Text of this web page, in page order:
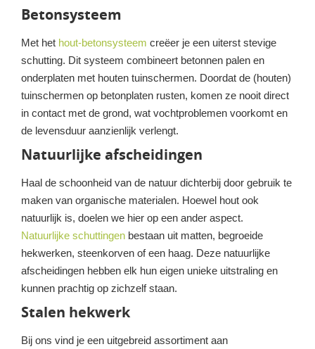
Betonsysteem
Met het hout-betonsysteem creëer je een uiterst stevige
schutting. Dit systeem combineert betonnen palen en
onderplaten met houten tuinschermen. Doordat de (houten)
tuinschermen op betonplaten rusten, komen ze nooit direct
in contact met de grond, wat vochtproblemen voorkomt en
de levensduur aanzienlijk verlengt.
Natuurlijke afscheidingen
Haal de schoonheid van de natuur dichterbij door gebruik te
maken van organische materialen. Hoewel hout ook
natuurlijk is, doelen we hier op een ander aspect.
Natuurlijke schuttingen bestaan uit matten, begroeide
hekwerken, steenkorven of een haag. Deze natuurlijke
afscheidingen hebben elk hun eigen unieke uitstraling en
kunnen prachtig op zichzelf staan.
Stalen hekwerk
Bij ons vind je een uitgebreid assortiment aan